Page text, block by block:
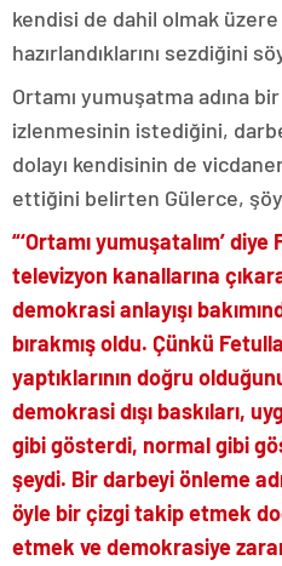
kendisi de dahil olmak
hazırlandıklarını sezdiğini
Ortamı yumuşatma adına
izlenmesinin istediğini,
dolayı kendisinin de
ettiğini belirten Gülerce,
“‘Ortamı yumuşatalım’ diye
televizyon kanallarına
demokrasi anlayışı
bırakmış oldu. Çünkü
yaptıklarının doğru
demokrasi dışı baskıları,
gibi gösterdi, normal gibi
şeydi. Bir darbeyi önleme
öyle bir çizgi takip etmek
etmek ve demokrasiye